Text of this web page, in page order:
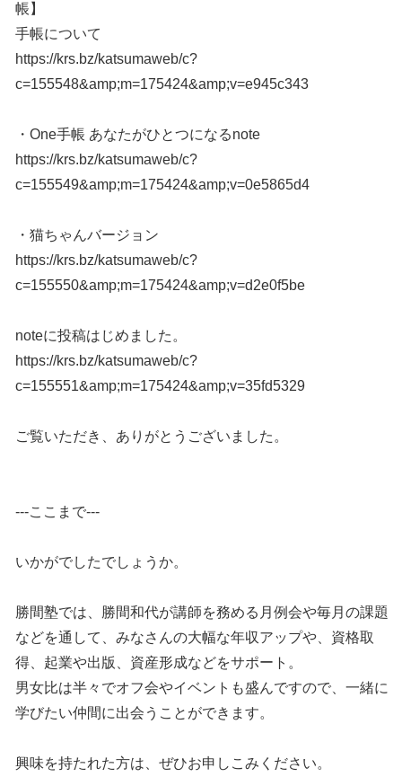
帳】
手帳について
https://krs.bz/katsumaweb/c?
c=155548&amp;m=175424&amp;v=e945c343
・One手帳 あなたがひとつになるnote
https://krs.bz/katsumaweb/c?
c=155549&amp;m=175424&amp;v=0e5865d4
・猫ちゃんバージョン
https://krs.bz/katsumaweb/c?
c=155550&amp;m=175424&amp;v=d2e0f5be
noteに投稿はじめました。
https://krs.bz/katsumaweb/c?
c=155551&amp;m=175424&amp;v=35fd5329
ご覧いただき、ありがとうございました。
---ここまで---
いかがでしたでしょうか。
勝間塾では、勝間和代が講師を務める月例会や毎月の課題
などを通して、みなさんの大幅な年収アップや、資格取
得、起業や出版、資産形成などをサポート。
男女比は半々でオフ会やイベントも盛んですので、一緒に
学びたい仲間に出会うことができます。
興味を持たれた方は、ぜひお申しこみください。